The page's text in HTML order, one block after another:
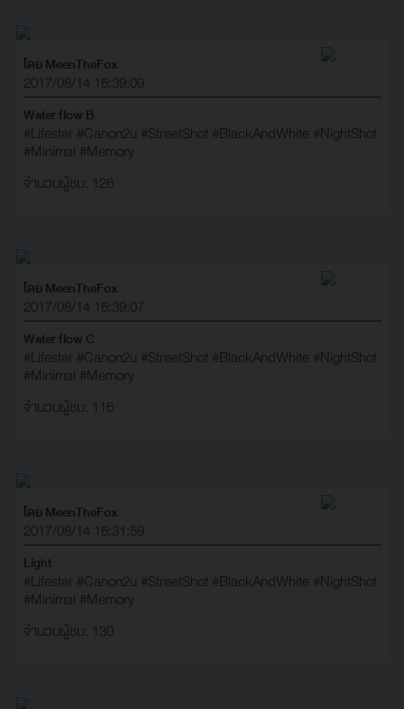
โดย MeenTheFox
2017/08/14 16:39:09
Water flow B
#Lifester #Canon2u #StreetShot #BlackAndWhite #NightShot
#Minimal #Memory
จำนวนผู้ชม: 126
โดย MeenTheFox
2017/08/14 16:39:07
Water flow C
#Lifester #Canon2u #StreetShot #BlackAndWhite #NightShot
#Minimal #Memory
จำนวนผู้ชม: 116
โดย MeenTheFox
2017/08/14 16:31:59
Light
#Lifester #Canon2u #StreetShot #BlackAndWhite #NightShot
#Minimal #Memory
จำนวนผู้ชม: 130